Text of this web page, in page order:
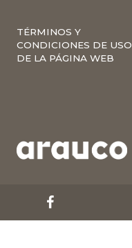
TÉRMINOS Y
CONDICIONES DE USO
DE LA PÁGINA WEB